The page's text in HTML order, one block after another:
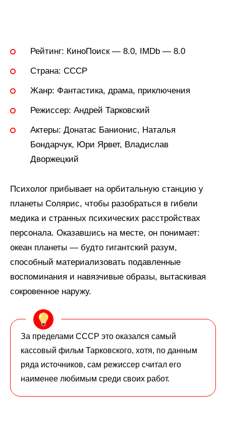
Рейтинг: КиноПоиск — 8.0, IMDb — 8.0
Страна: СССР
Жанр: Фантастика, драма, приключения
Режиссер: Андрей Тарковский
Актеры: Донатас Банионис, Наталья
Бондарчук, Юри Ярвет, Владислав
Дворжецкий
Психолог прибывает на орбитальную станцию у
планеты Солярис, чтобы разобраться в гибели
медика и странных психических расстройствах
персонала. Оказавшись на месте, он понимает:
океан планеты — будто гигантский разум,
способный материализовать подавленные
воспоминания и навязчивые образы, вытаскивая
сокровенное наружу.
За пределами СССР это оказался самый
кассовый фильм Тарковского, хотя, по данным
ряда источников, сам режиссер считал его
наименее любимым среди своих работ.